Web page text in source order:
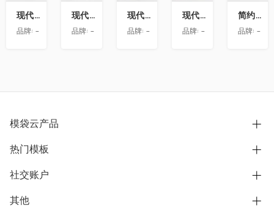
现代兔子艺术雕塑摆件
品牌: -
现代玻璃隔断
品牌: -
现代书桌
品牌: -
现代衣柜带转角书桌
品牌: -
简约房屋推拉窗
品牌: -
模袋云产品
别墅设计营销
模型协同展示分享
热门模板
欧式别墅
中式别墅
社交账户
B站
其他